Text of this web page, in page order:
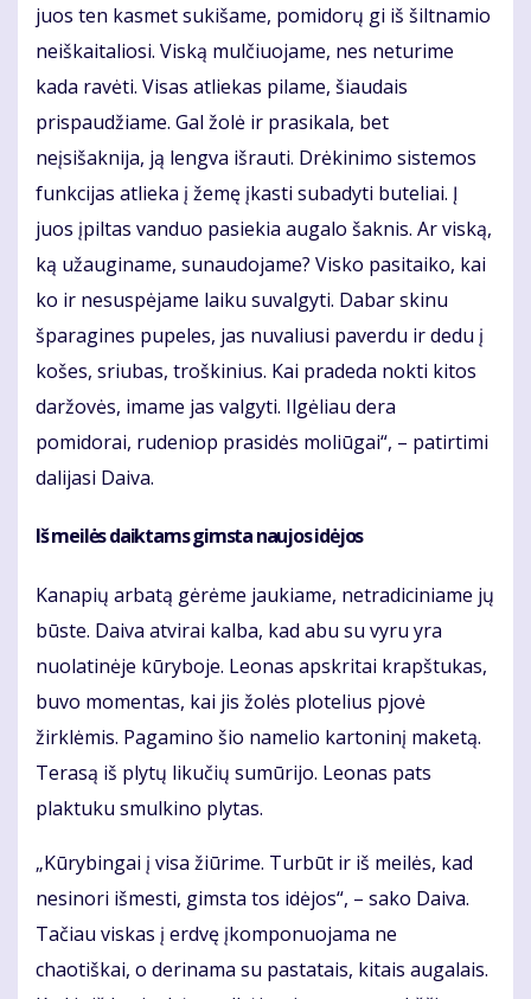
juos ten kasmet sukišame, pomidorų gi iš šiltnamio
neiškaitaliosi. Viską mulčiuojame, nes neturime
kada ravėti. Visas atliekas pilame, šiaudais
prispaudžiame. Gal žolė ir prasikala, bet
neįsišaknija, ją lengva išrauti. Drėkinimo sistemos
funkcijas atlieka į žemę įkasti subadyti buteliai. Į
juos įpiltas vanduo pasiekia augalo šaknis. Ar viską,
ką užauginame, sunaudojame? Visko pasitaiko, kai
ko ir nesuspėjame laiku suvalgyti. Dabar skinu
šparagines pupeles, jas nuvaliusi paverdu ir dedu į
košes, sriubas, troškinius. Kai pradeda nokti kitos
daržovės, imame jas valgyti. Ilgėliau dera
pomidorai, rudeniop prasidės moliūgai“, – patirtimi
dalijasi Daiva.
Iš meilės daiktams gimsta naujos idėjos
Kanapių arbatą gėrėme jaukiame, netradiciniame jų
būste. Daiva atvirai kalba, kad abu su vyru yra
nuolatinėje kūryboje. Leonas apskritai krapštukas,
buvo momentas, kai jis žolės plotelius pjovė
žirklėmis. Pagamino šio namelio kartoninį maketą.
Terasą iš plytų likučių sumūrijo. Leonas pats
plaktuku smulkino plytas.
„Kūrybingai į visa žiūrime. Turbūt ir iš meilės, kad
nesinori išmesti, gimsta tos idėjos“, – sako Daiva.
Tačiau viskas į erdvę įkomponuojama ne
chaotiškai, o derinama su pastatais, kitais augalais.